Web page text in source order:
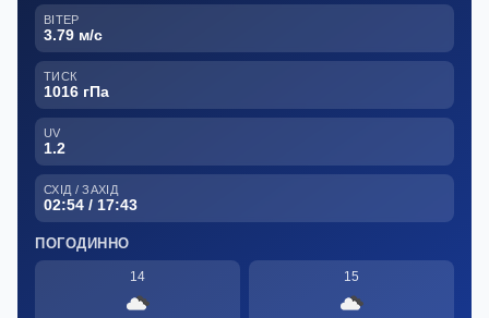
ВІТЕР
3.79 м/с
ТИСК
1016 гПа
UV
1.2
СХІД / ЗАХІД
02:54 / 17:43
ПОГОДИННО
14 15